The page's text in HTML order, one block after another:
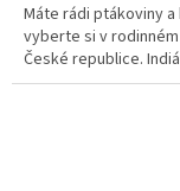
Máte rádi ptákoviny
vyberte si v
České republice.